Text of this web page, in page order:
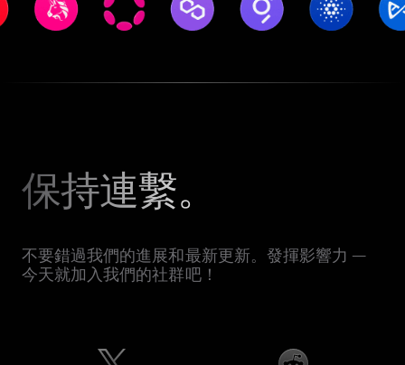
保持連繫。
不要錯過我們的進展和最新更新。發揮影響力 —
今天就加入我們的社群吧！